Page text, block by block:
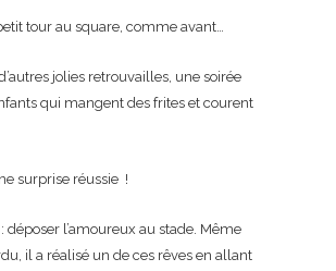
tour au square, comme avant…
jolies retrouvailles, une soirée
qui mangent des frites et courent
surprise réussie !
: déposer l’amoureux au stade. Même
il a réalisé un de ces rêves en allant